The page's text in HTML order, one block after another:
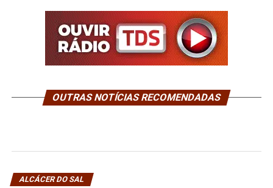
OUTRAS NOTÍCIAS RECOMENDADAS
ALCÁCER DO SAL